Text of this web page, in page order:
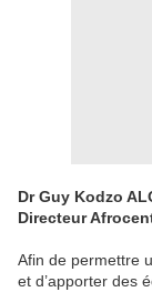
Dr Guy Kodzo
Directeur
Afin de permettre
et d’apporter des